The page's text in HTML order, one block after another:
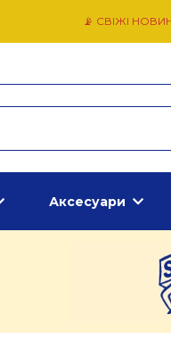
📡 СВІЖІ
Аксесуари